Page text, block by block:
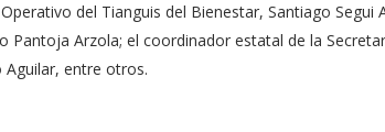
del Tianguis del Bienestar, Santiago Segui
Pantoja Arzola; el coordinador estatal de la
Aguilar, entre otros.